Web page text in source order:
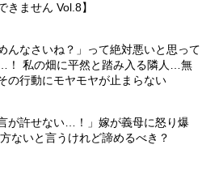
きません Vol.8】
んなさいね？」って絶対悪いと思って
！ 私の畑に平然と踏み入る隣人…無
の行動にモヤモヤが止まらない
が許せない…！」嫁が義母に怒り爆
ないと言うけれど諦めるべき？